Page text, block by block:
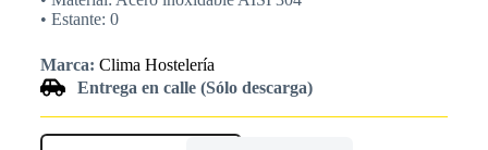
• Estante: 0
Marca: Clima Hostelería
Entrega en calle (Sólo descarga)